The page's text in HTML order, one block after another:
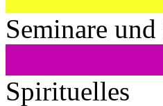
Seminare
Spirituelles